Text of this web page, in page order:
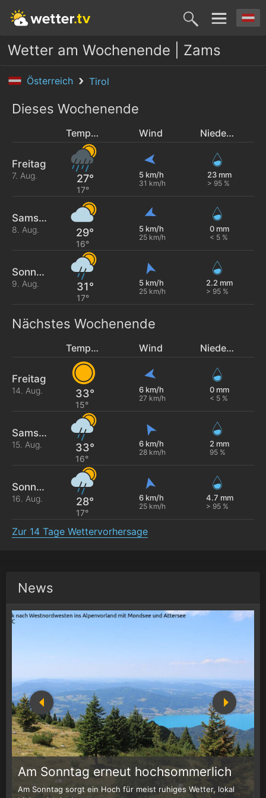
Wetter am Wochenende | Zams
Österreich Tirol
Dieses Wochenende
Temperatur Wind Niederschlag
Freitag
7. Aug. 27°
17°
5 km/h
31 km/h
23 mm
> 95 %
Samstag
8. Aug. 29°
16°
5 km/h
25 km/h
0 mm
< 5 %
Sonntag
9. Aug. 31°
17°
5 km/h
25 km/h
2.2 mm
> 95 %
Nächstes Wochenende
Temperatur Wind Niederschlag
Freitag
14. Aug. 33°
15°
6 km/h
27 km/h
0 mm
< 5 %
Samstag
15. Aug. 33°
16°
6 km/h
28 km/h
2 mm
95 %
Sonntag
16. Aug. 28°
17°
6 km/h
25 km/h
4.7 mm
> 95 %
Zur 14 Tage Wettervorhersage
News
Am Sonntag erneut hochsommerlich
Am Sonntag sorgt ein Hoch für meist ruhiges Wetter, lokal